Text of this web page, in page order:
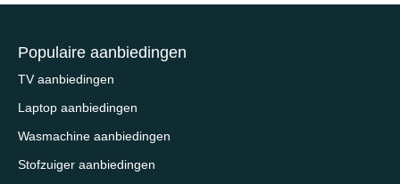
Populaire aanbiedingen
TV aanbiedingen
Laptop aanbiedingen
Wasmachine aanbiedingen
Stofzuiger aanbiedingen